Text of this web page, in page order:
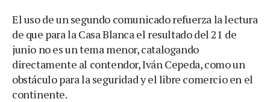
El uso de un segundo comunicado refuerza la lectura
de que para la Casa Blanca el resultado del 21 de
junio no es un tema menor, catalogando
directamente al contendor, Iván Cepeda, como un
obstáculo para la seguridad y el libre comercio en el
continente.